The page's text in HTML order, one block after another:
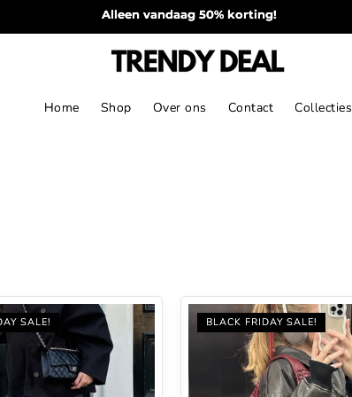
Vandaag besteld, morgen verzonden!
Home Shop Over ons Contact Collecties
SALE! BLACK FRIDAY SALE!